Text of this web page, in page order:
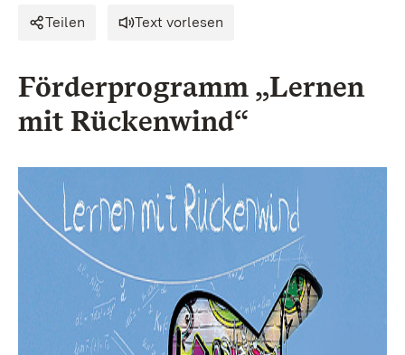
Teilen Text vorlesen
Förderprogramm „Lernen
mit Rückenwind“